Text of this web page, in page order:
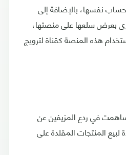
نفسها، بالإضافة إلى
بعرض سلعها على منصتها،
هذه المنصة كقناة لترويج
ساهمت في ردع المزيفين عن
المنتجات المقلدة على